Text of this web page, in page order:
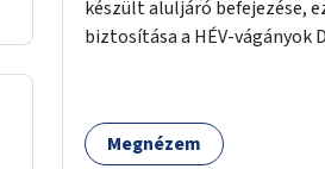
készült aluljáró befejezése,
biztosítása a HÉV-vágányok
Megnézem